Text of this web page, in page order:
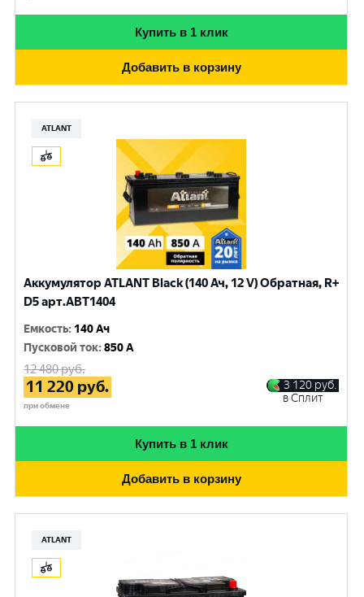
Купить в 1 клик
Добавить в корзину
ATLANT
Аккумулятор ATLANT Black (140 Ач, 12 V) Обратная, R+
D5 арт.ABT1404
Емкость: 140 Ач
Пусковой ток:850 A
12 480руб.
11 220 руб.
при обмене
3 120 руб.
в Сплит
Купить в 1 клик
Добавить в корзину
ATLANT